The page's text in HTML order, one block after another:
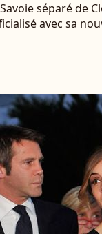
séparé de
avec sa